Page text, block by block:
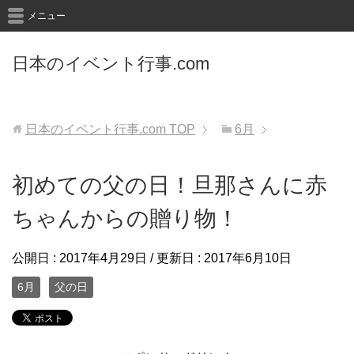
日本のイベント行事.com
メニュー
日本のイベント行事.com TOP 6月
初めての父の日！旦那さんに赤
ちゃんからの贈り物！
公開日 : 2017年4月29日 / 更新日 : 2017年6月10日
6月 父の日